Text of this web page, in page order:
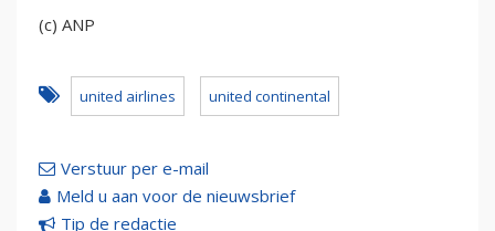
(c) ANP
united airlines united continental
Verstuur per e-mail
Meld u aan voor de nieuwsbrief
Tip de redactie